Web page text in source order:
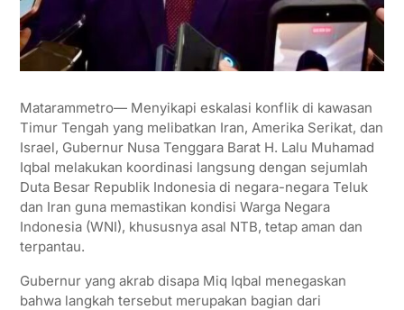
Matarammetro— Menyikapi eskalasi konflik di kawasan
Timur Tengah yang melibatkan Iran, Amerika Serikat, dan
Israel, Gubernur Nusa Tenggara Barat H. Lalu Muhamad
Iqbal melakukan koordinasi langsung dengan sejumlah
Duta Besar Republik Indonesia di negara-negara Teluk
dan Iran guna memastikan kondisi Warga Negara
Indonesia (WNI), khususnya asal NTB, tetap aman dan
terpantau.
Gubernur yang akrab disapa Miq Iqbal menegaskan
bahwa langkah tersebut merupakan bagian dari